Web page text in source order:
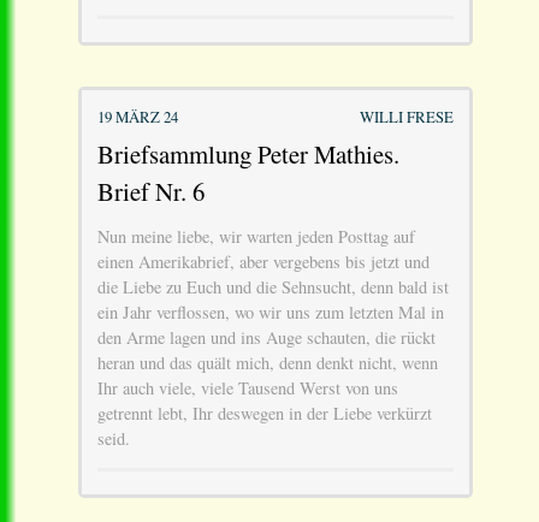
19 MÄRZ 24 WILLI FRESE
Briefsammlung Peter Mathies.
Brief Nr. 6
Nun meine liebe, wir warten jeden Posttag auf
einen Amerikabrief, aber vergebens bis jetzt und
die Liebe zu Euch und die Sehnsucht, denn bald ist
ein Jahr verflossen, wo wir uns zum letzten Mal in
den Arme lagen und ins Auge schauten, die rückt
heran und das quält mich, denn denkt nicht, wenn
Ihr auch viele, viele Tausend Werst von uns
getrennt lebt, Ihr deswegen in der Liebe verkürzt
seid.